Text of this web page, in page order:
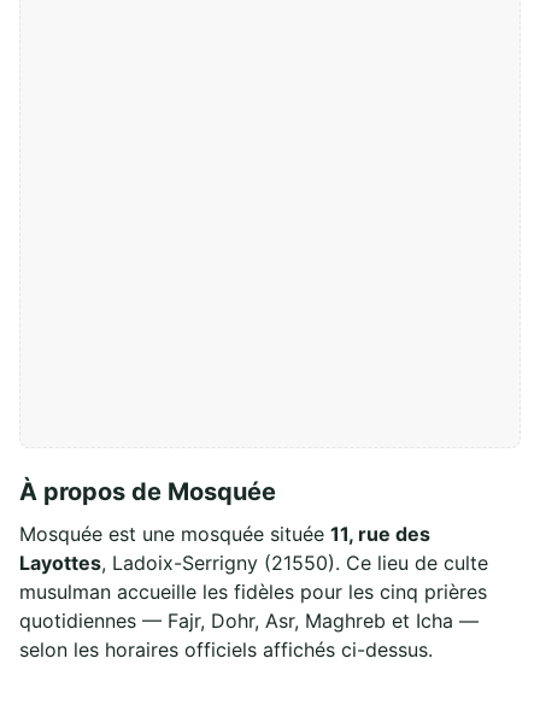
À propos de Mosquée
Mosquée est une mosquée située 11, rue des
Layottes, Ladoix-Serrigny (21550). Ce lieu de culte
musulman accueille les fidèles pour les cinq prières
quotidiennes — Fajr, Dohr, Asr, Maghreb et Icha —
selon les horaires officiels affichés ci-dessus.